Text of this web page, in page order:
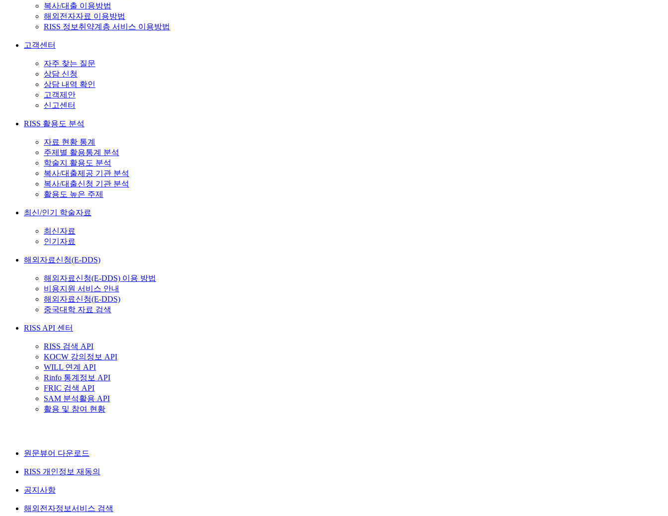
복사/대출 이용방법
해외전자자료 이용방법
RISS 정보취약계층 서비스 이용방법
고객센터
자주 찾는 질문
상담 신청
상담 내역 확인
고객제안
신고센터
RISS 활용도 분석
자료 현황 통계
주제별 활용통계 분석
학술지 활용도 분석
복사/대출제공 기관 분석
복사/대출신청 기관 분석
활용도 높은 주제
최신/인기 학술자료
최신자료
인기자료
해외자료신청(E-DDS)
해외자료신청(E-DDS) 이용 방법
비용지원 서비스 안내
해외자료신청(E-DDS)
중국대학 자료 검색
RISS API 센터
RISS 검색 API
KOCW 강의정보 API
WILL 연계 API
Rinfo 통계정보 API
FRIC 검색 API
SAM 분석활용 API
활용 및 참여 현황
원문뷰어 다운로드
RISS 개인정보 재동의
공지사항
해외전자정보서비스 검색